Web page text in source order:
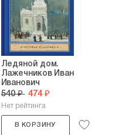
Ледяной дом.
Лажечников Иван
Иванович
540 ₽ 474 ₽
Нет рейтинга
В КОРЗИНУ